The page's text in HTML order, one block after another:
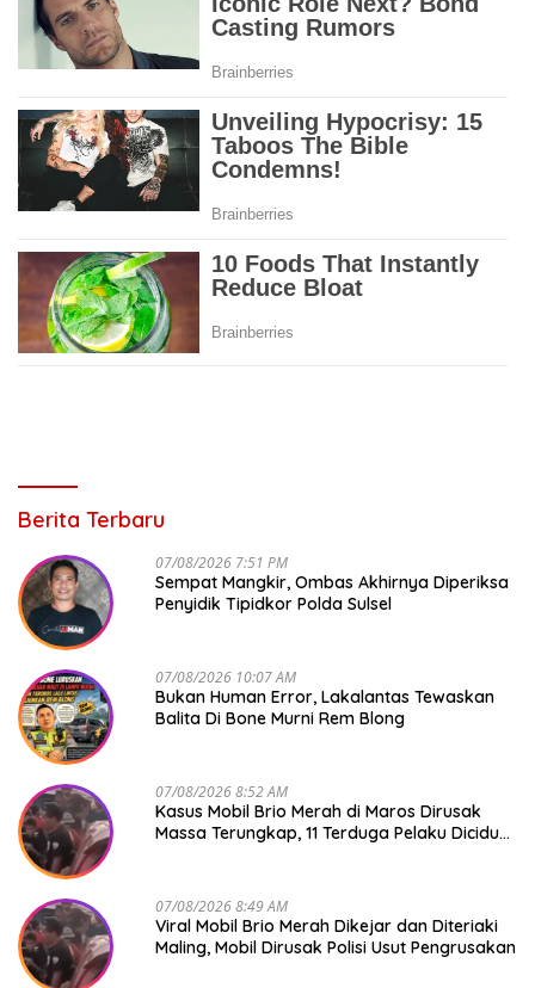
Berita Terbaru
07/08/2026 7:51 PM
Sempat Mangkir, Ombas Akhirnya Diperiksa
Penyidik Tipidkor Polda Sulsel
07/08/2026 10:07 AM
Bukan Human Error, Lakalantas Tewaskan
Balita Di Bone Murni Rem Blong
07/08/2026 8:52 AM
Kasus Mobil Brio Merah di Maros Dirusak
Massa Terungkap, 11 Terduga Pelaku Diciduk
07/08/2026 8:49 AM
Viral Mobil Brio Merah Dikejar dan Diteriaki
Maling, Mobil Dirusak Polisi Usut Pengrusakan